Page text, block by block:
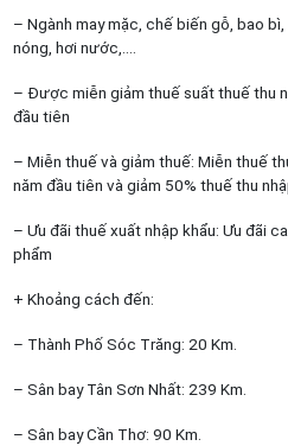
– Ngành may mặc, chế biến gỗ, bao
nóng, hơi nước,….
– Được miễn giảm thuế suất thuế thu
đầu tiên
– Miễn thuế và giảm thuế: Miễn thuế
năm đầu tiên và giảm 50% thuế thu
– Ưu đãi thuế xuất nhập khẩu: Ưu đãi
phẩm
+ Khoảng cách đến:
– Thành Phố Sóc Trăng: 20 Km.
– Sân bay Tân Sơn Nhất: 239 Km.
– Sân bay Cần Thơ: 90 Km.